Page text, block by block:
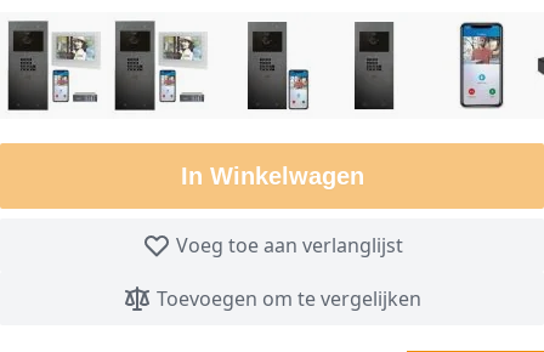
In Winkelwagen
Voeg toe aan verlanglijst
Toevoegen om te vergelijken